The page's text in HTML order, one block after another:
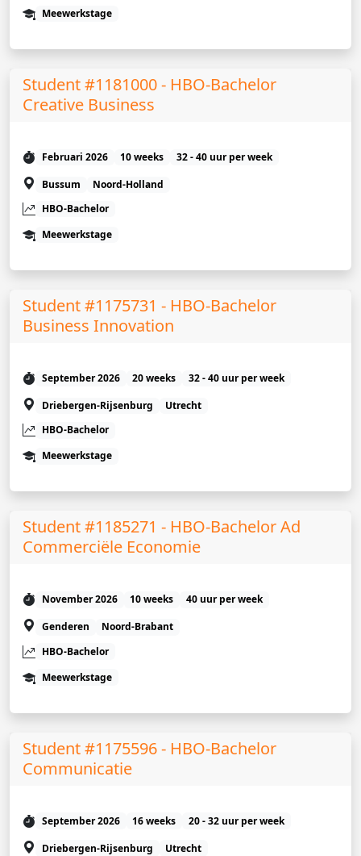
Meewerkstage
Student #1181000 - HBO-Bachelor
Creative Business
Februari 2026 10 weeks
32 - 40 uur per week
Bussum
Noord-Holland
HBO-Bachelor
Meewerkstage
Student #1175731 - HBO-Bachelor
Business Innovation
September 2026 20 weeks
32 - 40 uur per week
Driebergen-Rijsenburg
Utrecht
HBO-Bachelor
Meewerkstage
Student #1185271 - HBO-Bachelor Ad
Commerciële Economie
November 2026 10 weeks
40 uur per week
Genderen
Noord-Brabant
HBO-Bachelor
Meewerkstage
Student #1175596 - HBO-Bachelor
Communicatie
September 2026 16 weeks
20 - 32 uur per week
Driebergen-Rijsenburg
Utrecht